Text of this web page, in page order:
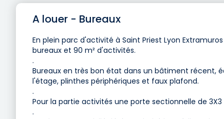
A louer - Bureaux
En plein parc d'activité à Saint Priest Lyon
bureaux et 90 m² d'activités.
.
Bureaux en très bon état dans un bâtiment récent,
l'étage, plinthes périphériques et faux plafond.
.
Pour la partie activités une porte sectionnelle de
.